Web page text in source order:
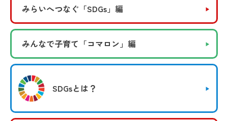
みらいへつなぐ 「SDGs」編
みんなで子育て 「コマロン」編
SDGsとは？